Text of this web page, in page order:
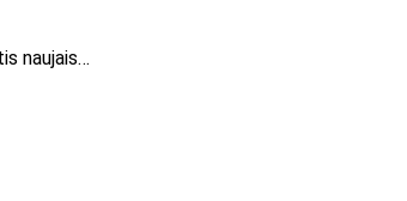
naujais…